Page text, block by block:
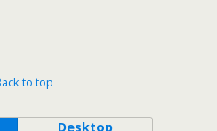
to top
Desktop